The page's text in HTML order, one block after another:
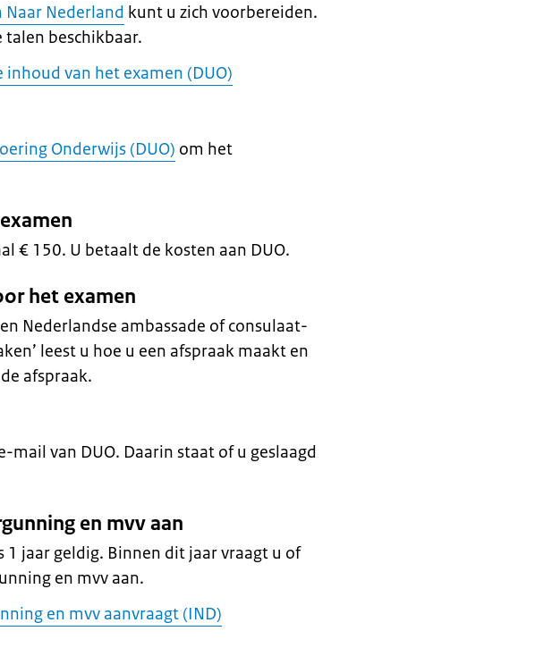
Nederland kunt u zich voorbereiden.
beschikbaar.
van het examen (DUO)
Onderwijs (DUO) om het
€ 150. U betaalt de kosten aan DUO.
het examen
Nederlandse ambassade of consulaat-
leest u hoe u een afspraak maakt en
afspraak.
mail van DUO. Daarin staat of u geslaagd
en mvv aan
1 jaar geldig. Binnen dit jaar vraagt u of
en mvv aan.
en mvv aanvraagt (IND)